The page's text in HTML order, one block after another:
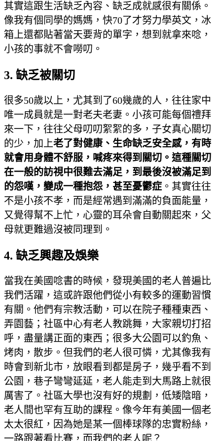
其實這跟生活缺乏內容、缺乏成就感很有關係。
像我有個同學的媽媽，快70了才努力學英文，冰
箱上還都貼著當天要背的單字，想到就拿來唸，
小孩的事就不會嘮叨。
3. 缺乏被關切
很多50歲以上，尤其到了60幾歲的人，往往家中
唯一成員就是一對老夫老妻。小孩可能每個禮拜
來一下，往往父母叨叨絮絮的多，子女真心關切
的少，加上老了對健康、生命缺乏安全感，有時
就會用身體不舒服，喊疼來得到關切。這種關切
在一般的訪視中很難去滿足，到最後沒被滿足到
的怨嘆，變成一種抱怨，甚至憂鬱症 。其實往往
不是小孩不孝，而是經常遇到滿滿的負面能量，
又覺得幫不上忙，心靈的耳朵會自動關起來，父
母就更難過沒被同理到。
4. 缺乏興趣及娛樂
當我在美國唸書的時候，發現美國的老人普遍比
我們活躍，這或許跟他們從小有較多的運動習慣
有關。他們有宗教活動，可以在院子種種東西、
弄園藝；社區中心有老人教跳舞，大家親切打招
呼，盡量講正面的東西；很多大公園可以釣魚、
烤肉，散步。但我們的老人很可憐，尤其像我有
時會到新北市，放眼看到都是房子，幾乎看不到
公園，巷子彎彎延延，老人能走到大馬路上就很
厲害了。社區大學也沒有好的規劃，低矮陰暗，
老人間也罕有互助的課程。像今年有美國一個老
太太很紅，因為她是某一個棒球隊的忠實粉絲，
一路跟著看比賽，而我們的老人呢？